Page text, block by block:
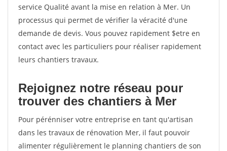
service Qualité avant la mise en relation à Mer. Un
processus qui permet de vérifier la véracité d'une
demande de devis. Vous pouvez rapidement $etre en
contact avec les particuliers pour réaliser rapidement
leurs chantiers travaux.
Rejoignez notre réseau pour
trouver des chantiers à Mer
Pour pérénniser votre entreprise en tant qu'artisan
dans les travaux de rénovation Mer, il faut pouvoir
alimenter régulièrement le planning chantiers de son